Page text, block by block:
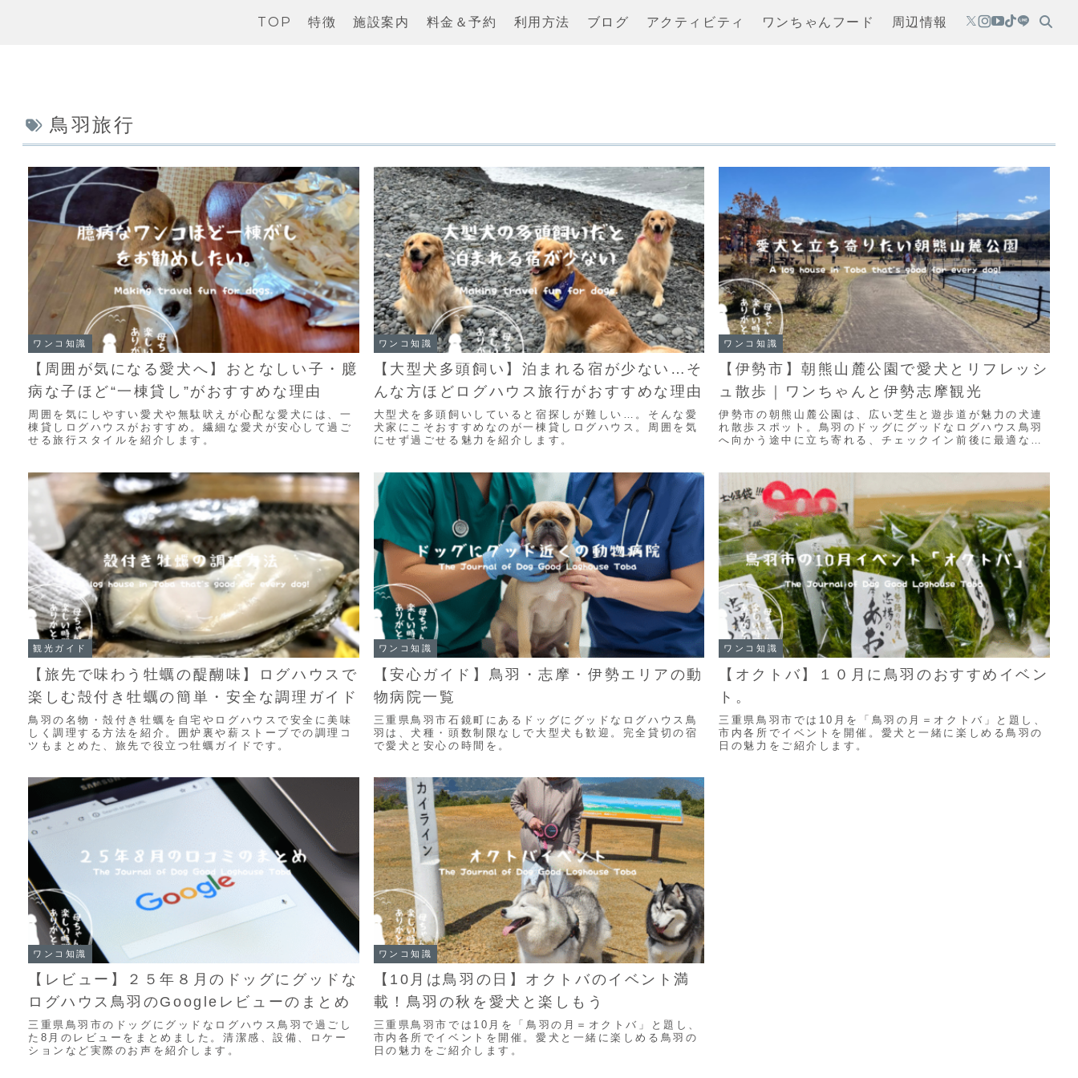
TOP 特徴 施設案内 料金＆予約 利用方法 ブログ アクティビティ ワンちゃんフード 周辺情報
鳥羽旅行
ワンコ知識
【周囲が気になる愛犬へ】おとなしい子・臆
病な子ほど“一棟貸し”がおすすめな理由
周囲を気にしやすい愛犬や無駄吠えが心配な愛犬には、一
棟貸しログハウスがおすすめ。繊細な愛犬が安心して過ご
せる旅行スタイルを紹介します。
ワンコ知識
【大型犬多頭飼い】泊まれる宿が少ない…そ
んな方ほどログハウス旅行がおすすめな理由
大型犬を多頭飼いしていると宿探しが難しい…。そんな愛
犬家にこそおすすめなのが一棟貸しログハウス。周囲を気
にせず過ごせる魅力を紹介します。
ワンコ知識
【伊勢市】朝熊山麓公園で愛犬とリフレッシ
ュ散歩｜ワンちゃんと伊勢志摩観光
伊勢市の朝熊山麓公園は、広い芝生と遊歩道が魅力の犬連
れ散歩スポット。鳥羽のドッグにグッドなログハウス鳥羽
へ向かう途中に立ち寄れる、チェックイン前後に最適な公
観光ガイド
【旅先で味わう牡蠣の醍醐味】ログハウスで
楽しむ殻付き牡蠣の簡単・安全な調理ガイド
鳥羽の名物・殻付き牡蠣を自宅やログハウスで安全に美味
しく調理する方法を紹介。囲炉裏や薪ストーブでの調理コ
ツもまとめた、旅先で役立つ牡蠣ガイドです。
ワンコ知識
【安心ガイド】鳥羽・志摩・伊勢エリアの動
物病院一覧
三重県鳥羽市石鏡町にあるドッグにグッドなログハウス鳥
羽は、犬種・頭数制限なしで大型犬も歓迎。完全貸切の宿
で愛犬と安心の時間を。
ワンコ知識
【オクトバ】１０月に鳥羽のおすすめイベン
ト。
三重県鳥羽市では10月を「鳥羽の月＝オクトバ」と題し、
市内各所でイベントを開催。愛犬と一緒に楽しめる鳥羽の
日の魅力をご紹介します。
ワンコ知識
【レビュー】２５年８月のドッグにグッドな
ログハウス鳥羽のGoogleレビューのまとめ
三重県鳥羽市のドッグにグッドなログハウス鳥羽で過ごし
た8月のレビューをまとめました。清潔感、設備、ロケー
ションなど実際のお声を紹介します。
ワンコ知識
【10月は鳥羽の日】オクトバのイベント満
載！鳥羽の秋を愛犬と楽しもう
三重県鳥羽市では10月を「鳥羽の月＝オクトバ」と題し、
市内各所でイベントを開催。愛犬と一緒に楽しめる鳥羽の
日の魅力をご紹介します。